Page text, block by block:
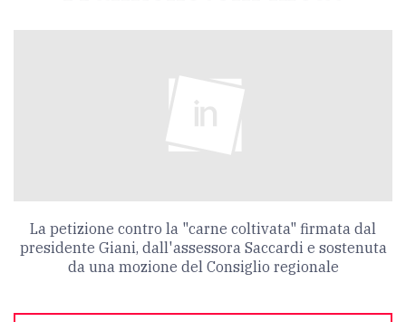
La petizione contro la "carne coltivata" firmata dal
presidente Giani, dall'assessora Saccardi e sostenuta
da una mozione del Consiglio regionale